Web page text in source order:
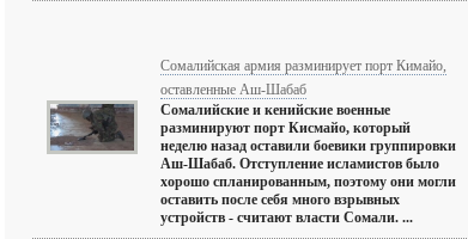
Сомалийская армия разминирует порт Кимайо,
оставленные Аш-Шабаб
Сомалийские и кенийские военные
разминируют порт Кисмайо, который
неделю назад оставили боевики группировки
Аш-Шабаб. Отступление исламистов было
хорошо спланированным, поэтому они могли
оставить после себя много взрывных
устройств - считают власти Сомали. ...